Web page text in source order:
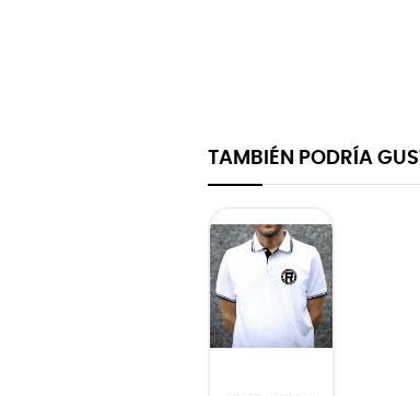
TAMBIÉN PODRÍA